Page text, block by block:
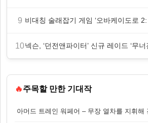
9
10
🔥주목할 만한 기대작